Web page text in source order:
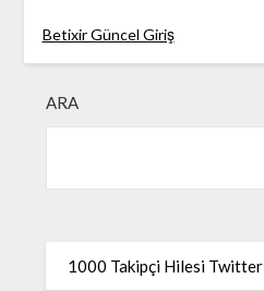
Betixir Güncel Giriş
ARA
1000 Takipçi Hilesi Twitter